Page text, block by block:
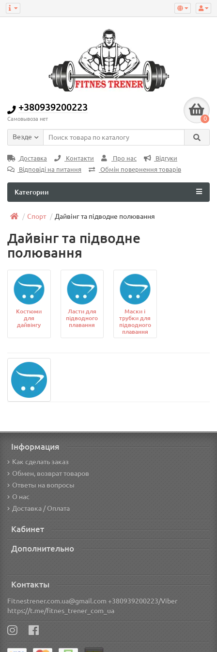
+380939200223
Самовывоза нет 0
Везде
Доставка Контакти Про нас
Відгуки
Відповіді на питання
Обмін повернення товарів
Категории
Спорт Дайвінг та підводне полювання
Дайвінг та підводне
полювання
Костюми
для
дайвінгу
Ласти для
підводного
плавання
Маски і
трубки для
підводного
плавання
Інформация
Как сделать заказ
Обмен, возврат товаров
Ответы на вопросы
О нас
Доставка / Оплата
Кабинет
Дополнительно
Контакты
Fitnestrener.com.ua@gmail.com +380939200223/Viber
https://t.me/fitnes_trener_com_ua